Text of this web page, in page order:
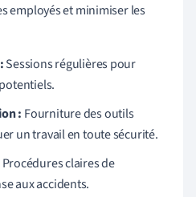
employés et minimiser les
Sessions régulières pour
: Fourniture des outils
un travail en toute sécurité.
Procédures claires de
aux accidents.